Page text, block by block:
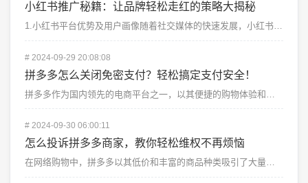
小红书推广秘籍：让品牌轻松走红的策略大揭秘
1.小红书平台优势及用户画像随着社交媒体的快速发展，小红书凭借其独特的内容生态和强大的社区氛围，成为...
# 2024-09-29 20:08:08
拼多多怎么关闭免密支付？轻松搞定支付安全！
# 2024-09-30 06:00:11
怎么投诉拼多多商家，教你轻松维权不再烦恼
在网络购物中，拼多多以其低价和丰富的商品种类吸引了大量消费者。随着拼多多的火爆，消费者在购物时遇到不...